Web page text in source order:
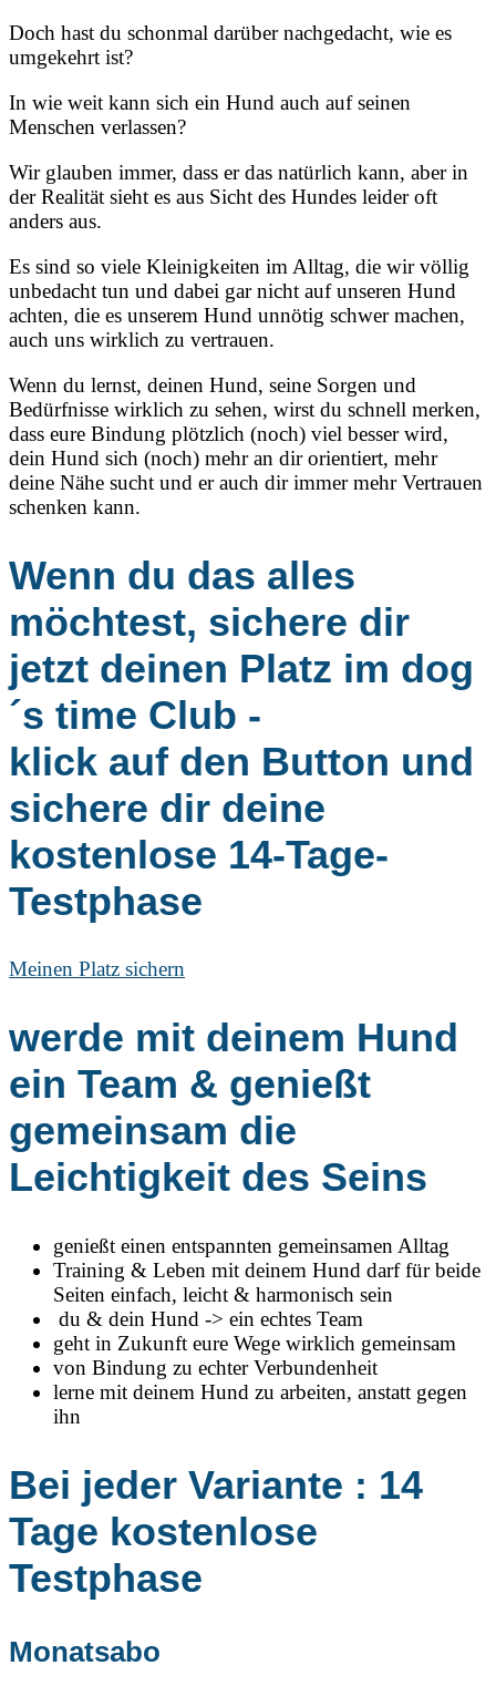
Doch hast du schonmal darüber nachgedacht, wie es
umgekehrt ist?
In wie weit kann sich ein Hund auch auf seinen
Menschen verlassen?
Wir glauben immer, dass er das natürlich kann, aber in
der Realität sieht es aus Sicht des Hundes leider oft
anders aus.
Es sind so viele Kleinigkeiten im Alltag, die wir völlig
unbedacht tun und dabei gar nicht auf unseren Hund
achten, die es unserem Hund unnötig schwer machen,
auch uns wirklich zu vertrauen.
Wenn du lernst, deinen Hund, seine Sorgen und
Bedürfnisse wirklich zu sehen, wirst du schnell merken,
dass eure Bindung plötzlich (noch) viel besser wird,
dein Hund sich (noch) mehr an dir orientiert, mehr
deine Nähe sucht und er auch dir immer mehr Vertrauen
schenken kann.
Wenn du das alles
möchtest, sichere dir
jetzt deinen Platz im dog
´s time Club -
klick auf den Button und
sichere dir deine
kostenlose 14-Tage-
Testphase
Meinen Platz sichern
werde mit deinem Hund
ein Team & genießt
gemeinsam die
Leichtigkeit des Seins
genießt einen entspannten gemeinsamen Alltag
Training & Leben mit deinem Hund darf für beide
Seiten einfach, leicht & harmonisch sein
du & dein Hund -> ein echtes Team
geht in Zukunft eure Wege wirklich gemeinsam
von Bindung zu echter Verbundenheit
lerne mit deinem Hund zu arbeiten, anstatt gegen
ihn
Bei jeder Variante : 14
Tage kostenlose
Testphase
Monatsabo